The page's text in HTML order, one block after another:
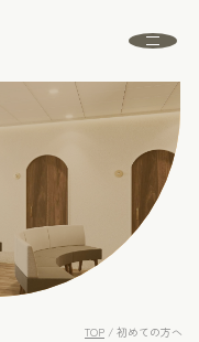
TOP / 初めての方へ
診療案内
ドクター紹介